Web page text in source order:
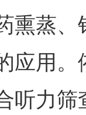
熏蒸
应用
听力